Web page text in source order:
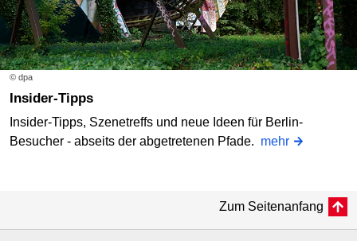
© dpa
Insider-Tipps
Insider-Tipps, Szenetreffs und neue Ideen für Berlin-
Besucher - abseits der abgetretenen Pfade. mehr
Zum Seitenanfang